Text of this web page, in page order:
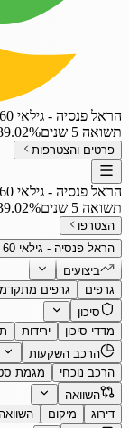
הראל פנסיה - גילאי 60 ומעלה
תשואה 5 שנים
פרטים והצטרפות
הראל פנסיה - גילאי 60 ומעלה
תשואה 5 שנים
הצטרפו
הראל פנסיה - גילאי 60 ומעלה
ביצועים
גרפים
גרפים
סיכון
מדדי סיכון
ירידות
הרכב השקעות
הרכב נוכחי
מגמת
השוואה
דירוג
מיקום
השוואה